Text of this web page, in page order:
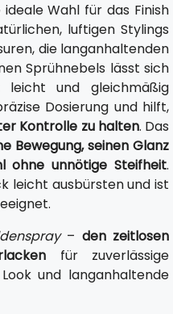
Wahl für das Finish
luftigen Stylings
die langanhaltenden
Sprühnebels lässt sich
leicht und gleichmäßig
Dosierung und hilft,
Kontrolle zu halten. Das
Bewegung, seinen Glanz
ohne unnötige Steifheit.
leicht ausbürsten und ist
– den zeitlosen
für zuverlässige
und langanhaltende